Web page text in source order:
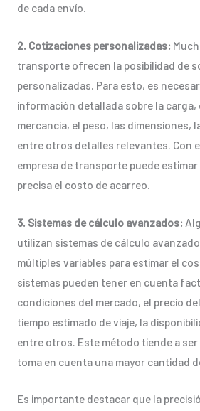
de cada envío.
2. Cotizaciones personalizadas:
transporte ofrecen la posibilidad de
personalizadas. Para esto, es
información detallada sobre la carga,
mercancía, el peso, las dimensiones,
entre otros detalles relevantes. Con
empresa de transporte puede estimar
precisa el costo de acarreo.
3. Sistemas de cálculo avanzados:
utilizan sistemas de cálculo
múltiples variables para estimar el
sistemas pueden tener en cuenta
condiciones del mercado, el precio
tiempo estimado de viaje, la
entre otros. Este método tiende a ser
toma en cuenta una mayor cantidad
Es importante destacar que la